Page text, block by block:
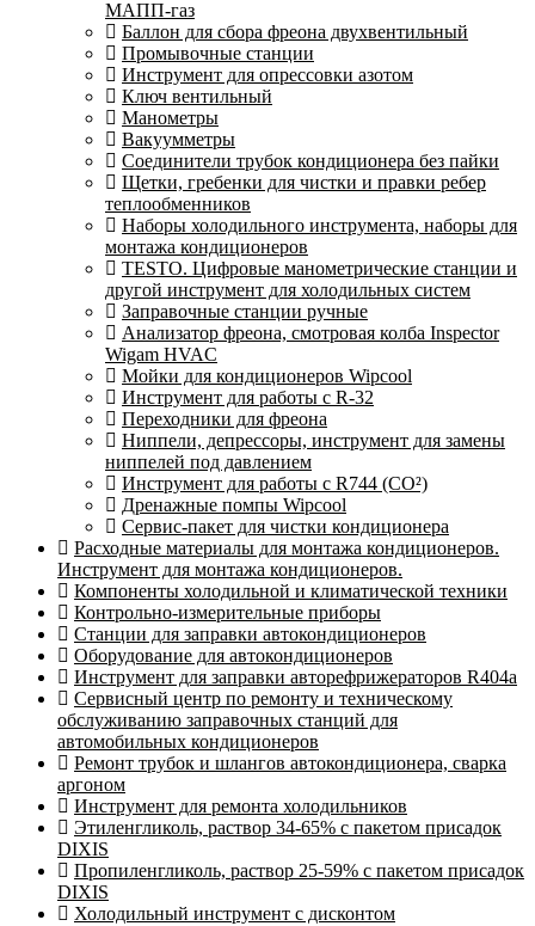
МАПП-газ
Баллон для сбора фреона двухвентильный
Промывочные станции
Инструмент для опрессовки азотом
Ключ вентильный
Манометры
Вакуумметры
Соединители трубок кондиционера без пайки
Щетки, гребенки для чистки и правки ребер
теплообменников
Наборы холодильного инструмента, наборы для
монтажа кондиционеров
TESTO. Цифровые манометрические станции и
другой инструмент для холодильных систем
Заправочные станции ручные
Анализатор фреона, смотровая колба Inspector
Wigam HVAC
Мойки для кондиционеров Wipcool
Инструмент для работы с R-32
Переходники для фреона
Ниппели, депрессоры, инструмент для замены
ниппелей под давлением
Инструмент для работы с R744 (CO²)
Дренажные помпы Wipcool
Сервис-пакет для чистки кондиционера
Расходные материалы для монтажа кондиционеров.
Инструмент для монтажа кондиционеров.
Компоненты холодильной и климатической техники
Контрольно-измерительные приборы
Станции для заправки автокондиционеров
Оборудование для автокондиционеров
Инструмент для заправки авторефрижераторов R404a
Сервисный центр по ремонту и техническому
обслуживанию заправочных станций для
автомобильных кондиционеров
Ремонт трубок и шлангов автокондиционера, сварка
аргоном
Инструмент для ремонта холодильников
Этиленгликоль, раствор 34-65% с пакетом присадок
DIXIS
Пропиленгликоль, раствор 25-59% с пакетом присадок
DIXIS
Холодильный инструмент с дисконтом